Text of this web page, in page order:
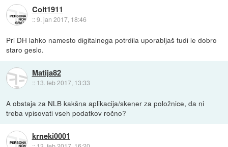
Colt1911
::9. jan 2017, 18:46
Pri DH lahko namesto digitalnega potrdila uporabljaš tudi le dobro
staro geslo.
Matija82
:: 13. feb 2017, 13:33
A obstaja za NLB kakšna aplikacija/skener za položnice, da ni
treba vpisovati vseh podatkov ročno?
krneki0001